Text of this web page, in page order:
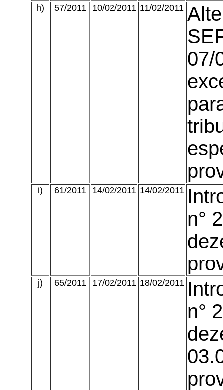
h) 57/2011 10/02/2011 11/02/2011
07/
i) 61/2011 14/02/2011 14/02/2011
n°
j) 65/2011 17/02/2011 18/02/2011
n°